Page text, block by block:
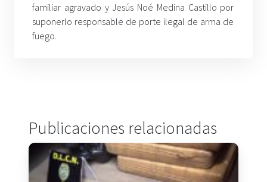
familiar agravado y Jesús Noé Medina Castillo por
suponerlo responsable de porte ilegal de arma de
fuego.
Publicaciones relacionadas